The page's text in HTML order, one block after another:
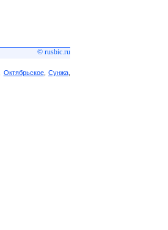
© rusbic.ru
Октябрьское,Сунжа